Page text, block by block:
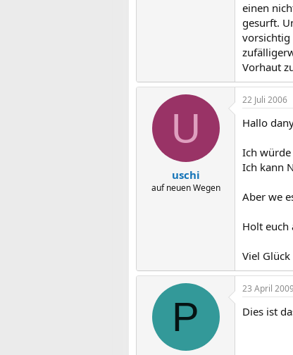
einen
gesurft.
vorsichtig
Vorhaut
U
uschi
auf neuen Wegen
22 Juli 2006
Hallo
Ich
Ich kann
Aber we
Holt euch
Viel
P
23 April 2009
Dies ist